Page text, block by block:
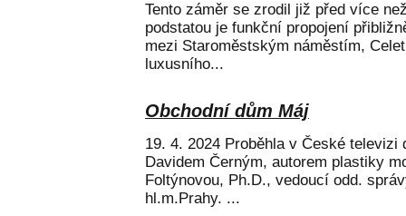
Tento záměr se zrodil již před více
podstatou je funkční propojení
mezi Staroměstským náměstím,
luxusního...
Obchodní dům Máj
19. 4. 2024 Proběhla v České televizi
Davidem Černým, autorem plastiky
Foltýnovou, Ph.D., vedoucí odd.
hl.m.Prahy. ...